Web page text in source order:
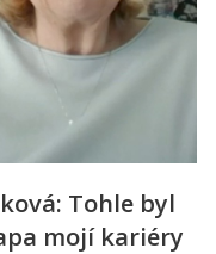
Tohle byl
mojí kariéry